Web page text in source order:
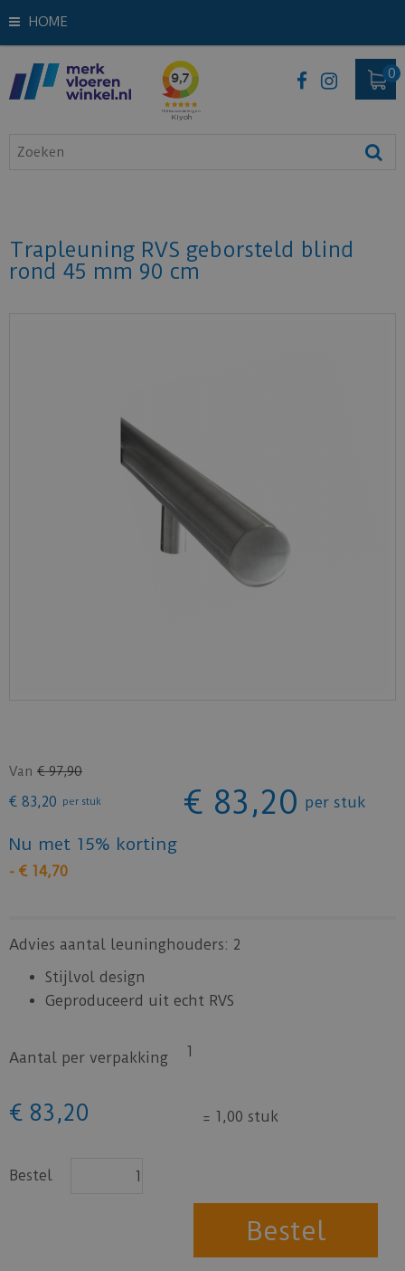
HOME
Trapleuning RVS geborsteld blind
rond 45 mm 90 cm
Van € 97,90
€ 83,20 per stuk € 83,20 per stuk
Nu met 15% korting
- € 14,70
Advies aantal leuninghouders: 2
Stijlvol design
Geproduceerd uit echt RVS
Aantal per verpakking 1
€ 83 ,20 = 1,00 stuk
Bestel